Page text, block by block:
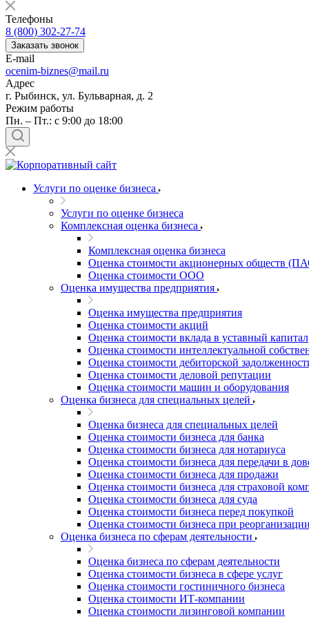
Телефоны
8 (800) 302-27-74
Заказать звонок
E-mail
ocenim-biznes@mail.ru
Адрес
г. Рыбинск, ул. Бульварная, д. 2
Режим работы
Пн. – Пт.: с 9:00 до 18:00
Услуги по оценке бизнеса
Услуги по оценке бизнеса
Комплексная оценка бизнеса
Комплексная оценка бизнеса
Оценка стоимости акционерных обществ
Оценка стоимости ООО
Оценка имущества предприятия
Оценка имущества предприятия
Оценка стоимости акций
Оценка стоимости вклада в уставный капитал
Оценка стоимости интеллектуальной
Оценка стоимости дебиторской
Оценка стоимости деловой репутации
Оценка стоимости машин и оборудования
Оценка бизнеса для специальных целей
Оценка бизнеса для специальных целей
Оценка стоимости бизнеса для банка
Оценка стоимости бизнеса для нотариуса
Оценка стоимости бизнеса для передачи в
Оценка стоимости бизнеса для продажи
Оценка стоимости бизнеса для страховой
Оценка стоимости бизнеса для суда
Оценка стоимости бизнеса перед покупкой
Оценка стоимости бизнеса при реорганизации
Оценка бизнеса по сферам деятельности
Оценка бизнеса по сферам деятельности
Оценка стоимости бизнеса в сфере услуг
Оценка стоимости гостиничного бизнеса
Оценка стоимости ИТ-компании
Оценка стоимости лизинговой компании
Березники
Бийск
Биробиджан
Бирск
Благовещенск
Благодарный
Богородицк
Боготол
Большой Камень
Бор
Борисоглебск
Боровичи
Братск
Бронницы
Брянск
Бугульма
Бугуруслан
Бузулук
Буйнакск
Бутурлиновка
Валдай
Валуйки